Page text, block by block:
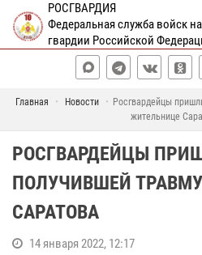
РОСГВАРДИЯ
Федеральная служба войск
гвардии Российской
Главная Новости
Росгвардейцы
жительнице
РОСГВАРДЕЙЦЫ
ПОЛУЧИВШЕЙ
САРАТОВА
14 января 2022, 12:17